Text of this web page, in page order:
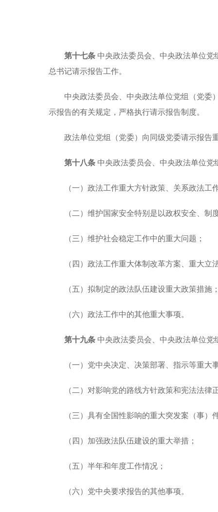
第十七条 中央政法委员会、中央政法单位
总书记请示报告工作。
中央政法委员会、中央政法单位党组（党委
示报告的有关规定，严格执行请示报告制度。
政法单位党组（党委）向同级党委请示报告
第十八条 中央政法委员会、中央政法单位
（一）政法工作重大方针政策、关系政法工
（二）维护国家安全特别是以政权安全、
（三）维护社会稳定工作中的重大问题；
（四）政法工作重大体制改革方案、重大立
（五）拟制定的政法队伍建设重大政策措施
（六）政法工作中的其他重大事项。
第十九条 中央政法委员会、中央政法单位
（一）党中央决定、决策部署、指示等重
（二）对影响党的路线方针政策和宪法法
（三）具有全国性影响的重大突发案（事）
（四）加强政法队伍建设的重大举措；
（五）半年和年度工作情况；
（六）党中央要求报告的其他事项。